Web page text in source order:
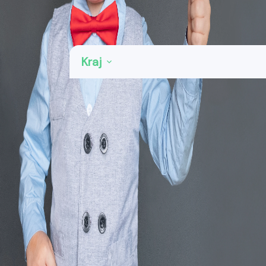
Kategorie: SW a grafické služby
Kraj
Praha - východ
Praha - západ
Zobrazit Vymazat vše